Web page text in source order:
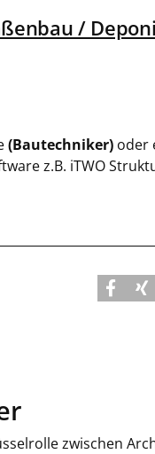
/
(Bautechniker) oder
z.B. iTWO
zwischen